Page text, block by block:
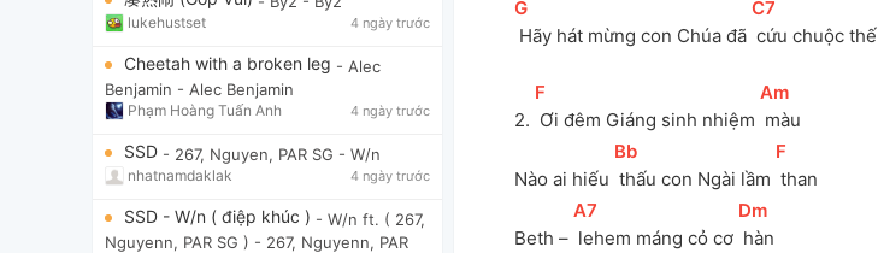
lukehustset 4 ngày trước
Cheetah with a broken leg - Alec
Benjamin - Alec Benjamin
Phạm Hoàng Tuấn Anh 4 ngày trước
SSD - 267, Nguyen, PAR SG - W/n
nhatnamdaklak 4 ngày trước
SSD - W/n ( điệp khúc ) - W/n ft. ( 267,
Nguyenn, PAR SG ) - 267, Nguyenn, PAR
[
G
Hãy hát mừng con Chúa đã
[
C7
cứu chuộc thế
2.
[F
Ơi đêm Giáng sinh nhiệm
[
Am
màu
Nào ai hiếu
[Bb
thấu con Ngài lầm
[F
than
Beth –
[
A7
lehem máng cỏ cơ
[Dm
hàn